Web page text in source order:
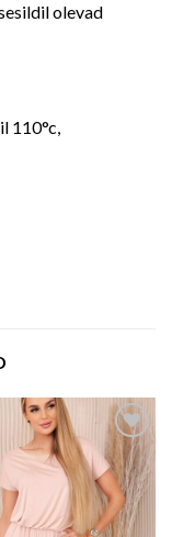
olevad
110°c,
Add to wishlist